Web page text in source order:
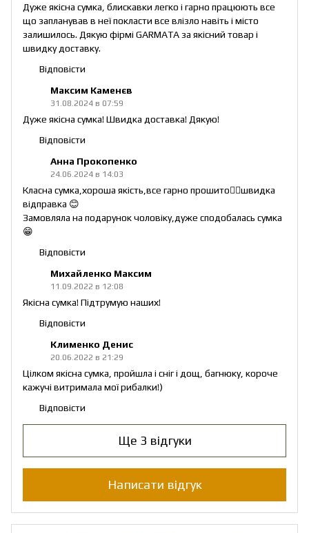
Дуже якісна сумка, блискавки легко і гарно працюють все
що запланував в неї покласти все влізло навіть і місто
залишилось. Дякую фірмі GARMATA за якісний товар і
швидку доставку.
Відповісти
Максим Каменєв
31.08.2024 в 07:59
Дуже якісна сумка! Швидка доставка! Дякую!
Відповісти
Анна Прокопенко
24.06.2024 в 14:03
Класна сумка,хороша якість,все гарно прошито👍🏻швидка
відправка 😊
Замовляла на подарунок чоловіку,дуже сподобалась сумка
😁
Відповісти
Михайленко Максим
11.09.2022 в 12:08
Якісна сумка! Підтрумую наших!
Відповісти
Клименко Денис
20.06.2022 в 21:29
Цілком якісна сумка, пройшла і сніг і дощ, багнюку, короче
кажучі витримала мої рибалки!)
Відповісти
Ще 3 відгуки
Написати відгук